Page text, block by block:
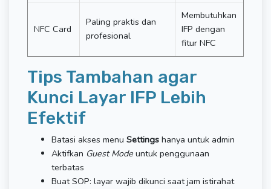
NFC Card
Paling praktis dan
profesional
Membutuhkan
IFP dengan
fitur NFC
Tips Tambahan agar
Kunci Layar IFP Lebih
Efektif
Batasi akses menu Settings hanya untuk admin
Aktifkan Guest Mode untuk penggunaan
terbatas
Buat SOP: layar wajib dikunci saat jam istirahat